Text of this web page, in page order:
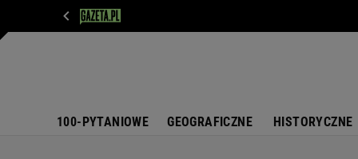
100-PYTANIOWE GEOGRAFICZNE HISTORYCZNE